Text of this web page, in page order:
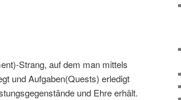
Strang, auf dem man mittels
und Aufgaben(Quests) erledigt
und Ehre erhält.